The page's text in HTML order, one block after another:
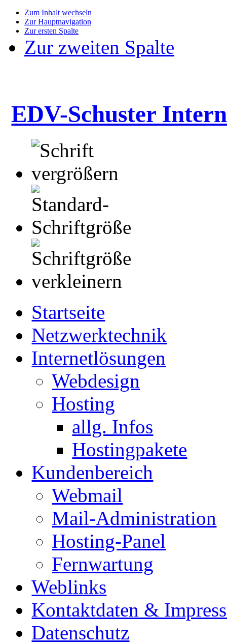
Zum Inhalt wechseln
Zur Hauptnavigation
Zur ersten Spalte
Zur zweiten Spalte
EDV-Schuster
Startseite
Netzwerktechnik
Internetlösungen
Webdesign
Hosting
allg. Infos
Hostingpakete
Kundenbereich
Webmail
Mail-Administration
Hosting-Panel
Fernwartung
Weblinks
Kontaktdaten &
Datenschutz